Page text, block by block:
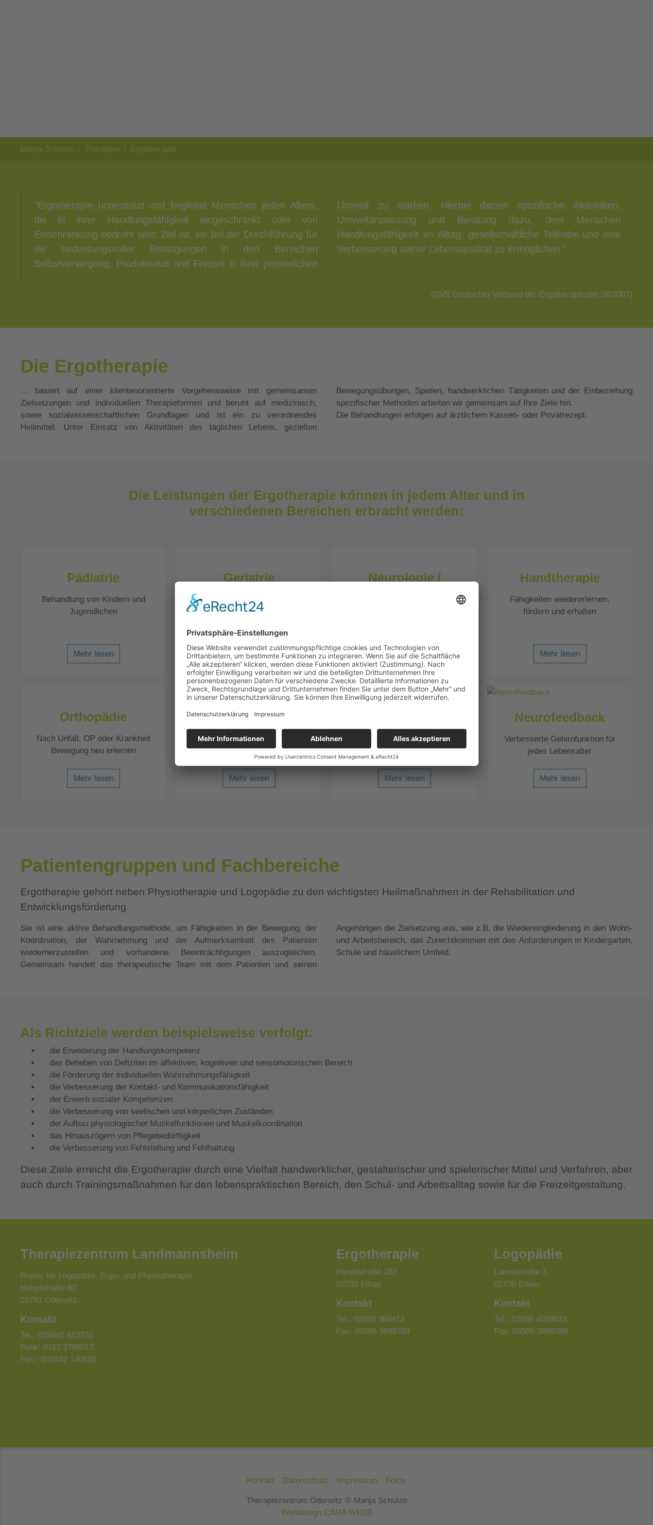
Manja Schulze Therapien Ergotherapie
"Ergotherapie unterstützt und begleitet Menschen jeden Alters,
die in ihrer Handlungsfähigkeit eingeschränkt oder von
Einschränkung bedroht sind. Ziel ist, sie bei der Durchführung für
sie bedeutungsvoller Betätigungen in den Bereichen
Selbstversorgung, Produktivität und Freizeit in ihrer persönlichen
Umwelt zu stärken. Hierbei dienen spezifische Aktivitäten,
Umweltanpassung und Beratung dazu, dem Menschen
Handlungsfähigkeit im Alltag, gesellschaftliche Teilhabe und eine
Verbesserung seiner Lebensqualität zu ermöglichen."
(DVE Deutscher Verband der Ergotherapeuten 08/2007)
Die Ergotherapie
... basiert auf einer klientenorientierte Vorgehensweise mit gemeinsamen
Zielsetzungen und individuellen Therapieformen und beruht auf medizinisch,
sowie sozialwissenschaftlichen Grundlagen und ist ein zu verordnendes
Heilmittel. Unter Einsatz von Aktivitäten des täglichen Lebens, gezielten
Bewegungsübungen, Spielen, handwerklichen Tätigkeiten und der Einbeziehung
spezifischer Methoden arbeiten wir gemeinsam auf Ihre Ziele hin.
Die Behandlungen erfolgen auf ärztlichem Kassen- oder Privatrezept.
Die Leistungen der Ergotherapie können in jedem Alter und in
verschiedenen Bereichen erbracht werden:
Pädiatrie
Behandlung von Kindern und
Jugendlichen
Mehr lesen
Geriatrie
Therapie von altersspezifischen
Erkrankungen
Mehr lesen
Neurologie /
Vestibulartherapie
Mehr lesen
Handtherapie
Fähigkeiten wiedererlernen,
fördern und erhalten
Mehr lesen
Orthopädie
Nach Unfall, OP oder Krankheit
Bewegung neu erlernen
Mehr lesen
Rheumatologie
Gelenke entlasten, Schmerzen
lindern, Muskulatur kräftigen
Mehr lesen
Wahrnehmung, Selbstbewußtsein
und Lebenskraft stärken
Mehr lesen
Neurofeedback
Verbesserte Gehirnfunktion für
jedes Lebensalter
Mehr lesen
Patientengruppen und Fachbereiche
Ergotherapie gehört neben Physiotherapie und Logopädie zu den wichtigsten Heilmaßnahmen in der Rehabilitation und
Entwicklungsförderung.
Sie ist eine aktive Behandlungsmethode, um Fähigkeiten in der Bewegung, der
Koordination, der Wahrnehmung und der Aufmerksamkeit des Patienten
wiederherzustellen und vorhandene Beeinträchtigungen auszugleichen.
Gemeinsam handelt das therapeutische Team mit dem Patienten und seinen
Angehörigen die Zielsetzung aus, wie z.B. die Wiedereingliederung in den Wohn-
und Arbeitsbereich, das Zurechtkommen mit den Anforderungen in Kindergarten,
Schule und häuslichem Umfeld.
Als Richtziele werden beispielsweise verfolgt:
die Erweiterung der Handlungskompetenz
das Beheben von Defiziten im affektiven, kognitiven und sensomotorischen Bereich
die Förderung der individuellen Wahrnehmungsfähigkeit
die Verbesserung der Kontakt- und Kommunikationsfähigkeit
der Erwerb sozialer Kompetenzen
die Verbesserung von seelischen und körperlichen Zuständen
der Aufbau physiologischer Muskelfunktionen und Muskelkoordination
das Hinauszögern von Pflegebedürftigkeit
die Verbesserung von Fehlstellung und Fehlhaltung
Diese Ziele erreicht die Ergotherapie durch eine Vielfalt handwerklicher, gestalterischer und spielerischer Mittel und Verfahren, aber
auch durch Trainingsmaßnahmen für den lebenspraktischen Bereich, den Schul- und Arbeitsalltag sowie für die Freizeitgestaltung.
Therapiezentrum Landmannsheim
Praxis für Logopädie, Ergo- und Physiotherapie
Hauptstraße 82
02791 Oderwitz
Kontakt
Tel.: 035842 413770
Funk: 0162 2768013
Fax.: 035842 140888
Ergotherapie
Hauptstraße 182
02739 Eibau
Kontakt
Tel.: 03586 368473
Fax: 03586 3688789
Logopädie
Lammstraße 3
02739 Eibau
Kontakt
Tel.: 03586 4088833
Fax: 03586 3688789
Kontakt Datenschutz Impressum Fotos
Therapiezentrum Oderwitz © Manja Schulze
Webdesign CARA WEBB